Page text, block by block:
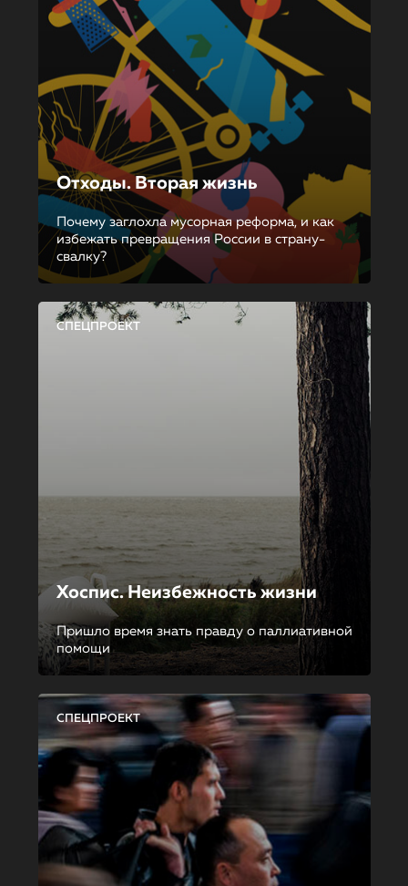
Отходы. Вторая жизнь
Почему заглохла мусорная реформа, и как
избежать превращения России в страну-
свалку?
СПЕЦПРОЕКТ
Хоспис. Неизбежность жизни
Пришло время знать правду о паллиативной
помощи
СПЕЦПРОЕКТ